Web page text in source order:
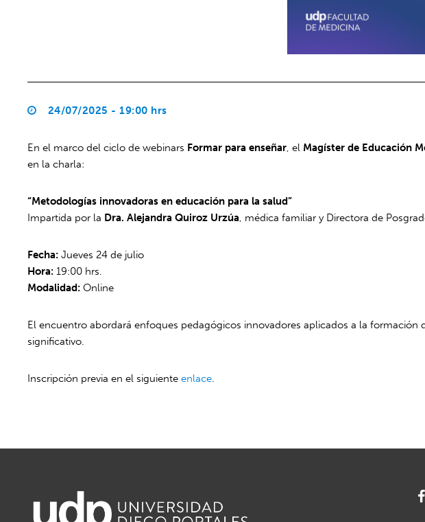
24/07/2025 - 19:00 hrs
En el marco del ciclo de webinars Formar para enseñar, el Magíster de Educación
en la charla:
“Metodologías innovadoras en educación para la salud”
Impartida por la Dra. Alejandra Quiroz Urzúa, médica familiar y Directora de
Fecha: Jueves 24 de julio
Hora: 19:00 hrs.
Modalidad: Online
El encuentro abordará enfoques pedagógicos innovadores aplicados a la
significativo.
Inscripción previa en el siguienteenlace.